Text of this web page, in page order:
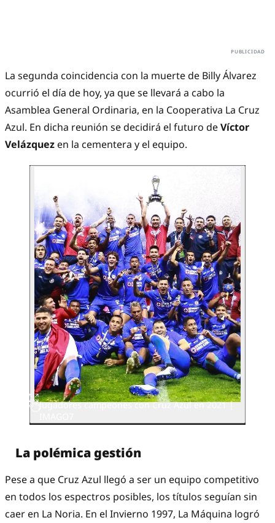
La segunda coincidencia con la muerte de Billy Álvarez
ocurrió el día de hoy, ya que se llevará a cabo la
Asamblea General Ordinaria, en la Cooperativa La Cruz
Azul. En dicha reunión se decidirá el futuro deVíctor
Velázquez en la cementera y el equipo.
Jugadores campeones con Cruz Azul en 2021 |
La polémica gestión
Pese a que Cruz Azul llegó a ser un equipo competitivo
en todos los espectros posibles, los títulos seguían sin
caer en La Noria. En el Invierno 1997, La Máquina logró